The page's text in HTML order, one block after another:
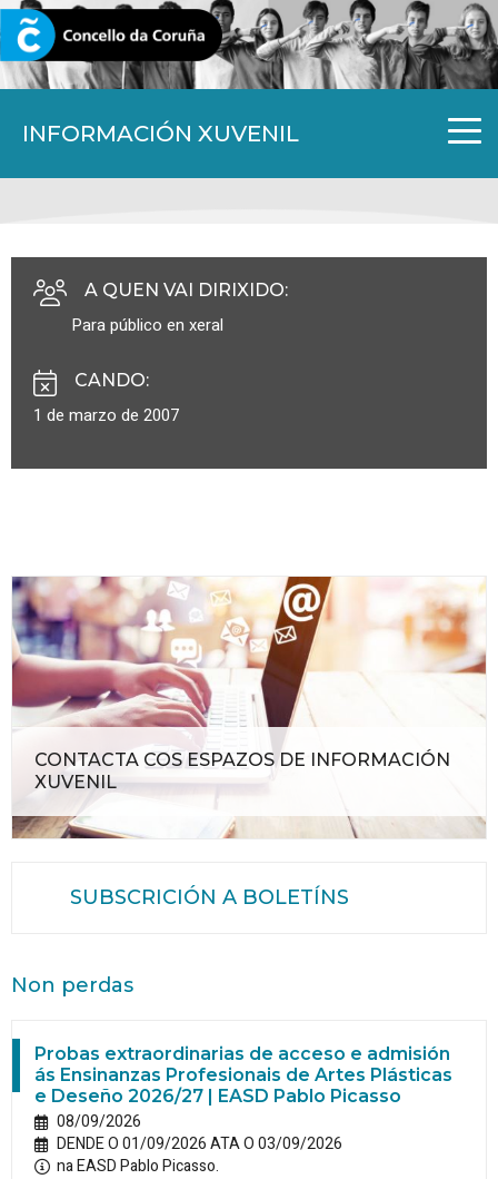
INFORMACIÓN XUVENIL
CORUNA.GAL
A QUEN VAI DIRIXIDO:
Para público en xeral
CANDO:
1 de marzo de 2007
CONTACTA COS ESPAZOS DE INFORMACIÓN
XUVENIL
SUBSCRICIÓN A BOLETÍNS
Non perdas
Probas extraordinarias de acceso e admisión
ás Ensinanzas Profesionais de Artes Plásticas
e Deseño 2026/27 | EASD Pablo Picasso
08/09/2026
DENDE O 01/09/2026 ATA O 03/09/2026
na EASD Pablo Picasso.